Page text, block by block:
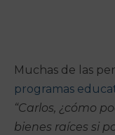
Muchas de las
programas
“Carlos, ¿cómo
bienes raíces si